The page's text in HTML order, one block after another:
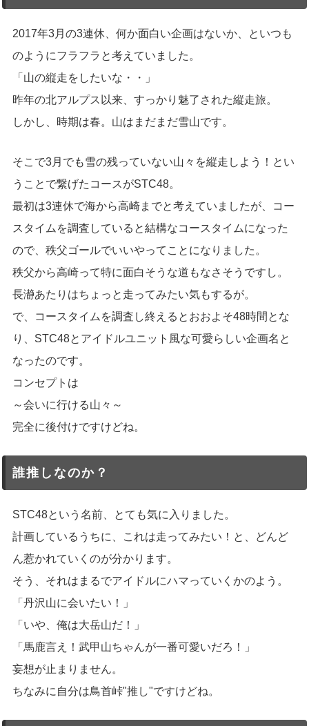
2017年3月の3連休、何か面白い企画はないか、といつも
のようにフラフラと考えていました。
「山の縦走をしたいな・・」
昨年の北アルプス以来、すっかり魅了された縦走旅。
しかし、時期は春。山はまだまだ雪山です。
そこで3月でも雪の残っていない山々を縦走しよう！とい
うことで繋げたコースがSTC48。
最初は3連休で海から高崎までと考えていましたが、コー
スタイムを調査していると結構なコースタイムになった
ので、秩父ゴールでいいやってことになりました。
秩父から高崎って特に面白そうな道もなさそうですし。
長瀞あたりはちょっと走ってみたい気もするが。
で、コースタイムを調査し終えるとおおよそ48時間とな
り、STC48とアイドルユニット風な可愛らしい企画名と
なったのです。
コンセプトは
～会いに行ける山々～
完全に後付けですけどね。
誰推しなのか？
STC48という名前、とても気に入りました。
計画しているうちに、これは走ってみたい！と、どんど
ん惹かれていくのが分かります。
そう、それはまるでアイドルにハマっていくかのよう。
「丹沢山に会いたい！」
「いや、俺は大岳山だ！」
「馬鹿言え！武甲山ちゃんが一番可愛いだろ！」
妄想が止まりません。
ちなみに自分は鳥首峠"推し"ですけどね。